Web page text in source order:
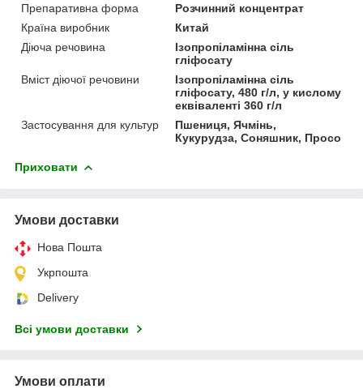
Препаративна форма
Розчинний концентрат
Країна виробник
Китай
Діюча речовина
Ізопропіламінна сіль
гліфосату
Вміст діючої речовини
Ізопропіламінна сіль
гліфосату, 480 г/л, у кислому
еквіваленті 360 г/л
Застосування для культур
Пшениця, Ячмінь,
Кукурудза, Соняшник, Просо
Приховати
Умови доставки
Нова Пошта
Укрпошта
Delivery
Всі умови доставки
Умови оплати